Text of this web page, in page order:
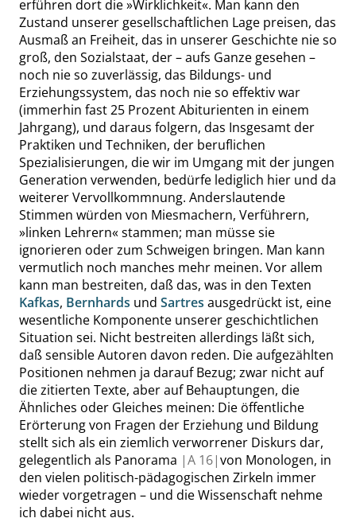
erführen dort die»Wirklichkeit«. Man kann den
Zustand unserer gesellschaftlichen Lage preisen, das
Ausmaß an Freiheit, das in unserer Geschichte nie so
groß, den Sozialstaat, der – aufs Ganze gesehen –
noch nie so zuverlässig, das Bildungs- und
Erziehungssystem, das noch nie so effektiv war
(immerhin fast 25 Prozent Abiturienten in einem
Jahrgang), und daraus folgern, das Insgesamt der
Praktiken und Techniken, der beruflichen
Spezialisierungen, die wir im Umgang mit der jungen
Generation verwenden, bedürfe lediglich hier und da
weiterer Vervollkommnung. Anderslautende
Stimmen würden von Miesmachern, Verführern,
»linken Lehrern«stammen; man müsse sie
ignorieren oder zum Schweigen bringen. Man kann
vermutlich noch manches mehr meinen. Vor allem
kann man bestreiten, daß das, was in den Texten
Kafkas, Bernhards und Sartres ausgedrückt ist, eine
wesentliche Komponente unserer geschichtlichen
Situation sei. Nicht bestreiten allerdings läßt sich,
daß sensible Autoren davon reden. Die aufgezählten
Positionen nehmen ja darauf Bezug; zwar nicht auf
die zitierten Texte, aber auf Behauptungen, die
Ähnliches oder Gleiches meinen: Die öffentliche
Erörterung von Fragen der Erziehung und Bildung
stellt sich als ein ziemlich verworrener Diskurs dar,
gelegentlich als Panorama |A 16|von Monologen, in
den vielen politisch-pädagogischen Zirkeln immer
wieder vorgetragen – und die Wissenschaft nehme
ich dabei nicht aus.